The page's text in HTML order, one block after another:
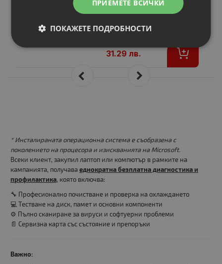
-6% 17.00 €
31.29 лв.
* Инсталираната операционна система е съобразена с
поколението на процесора и изискванията на Microsoft.
Всеки клиент, закупил лаптоп или компютър в рамките на
кампанията, получава еднократна безплатна диагностика и
профилактика, която включва:
🔧 Професионално почистване и проверка на охлаждането
💻 Тестване на диск, памет и основни компоненти
⚙️ Пълно сканиране за вируси и софтуерни проблеми
📄 Сервизна карта със състояние и препоръки
Важно:
ПРИЕМЕТЕ ВСИЧКИ
ПОКАЖЕТЕ ПОДРОБНОСТИ